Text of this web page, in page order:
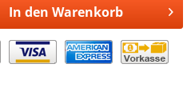
In den Warenkorb